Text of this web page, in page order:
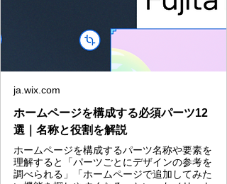
ja.wix.com
ホームページを構成する必須パーツ12
選｜名称と役割を解説
ホームページを構成するパーツ名称や要素を
理解すると「パーツごとにデザインの参考を
調べられる」「ホームページで追加してみた